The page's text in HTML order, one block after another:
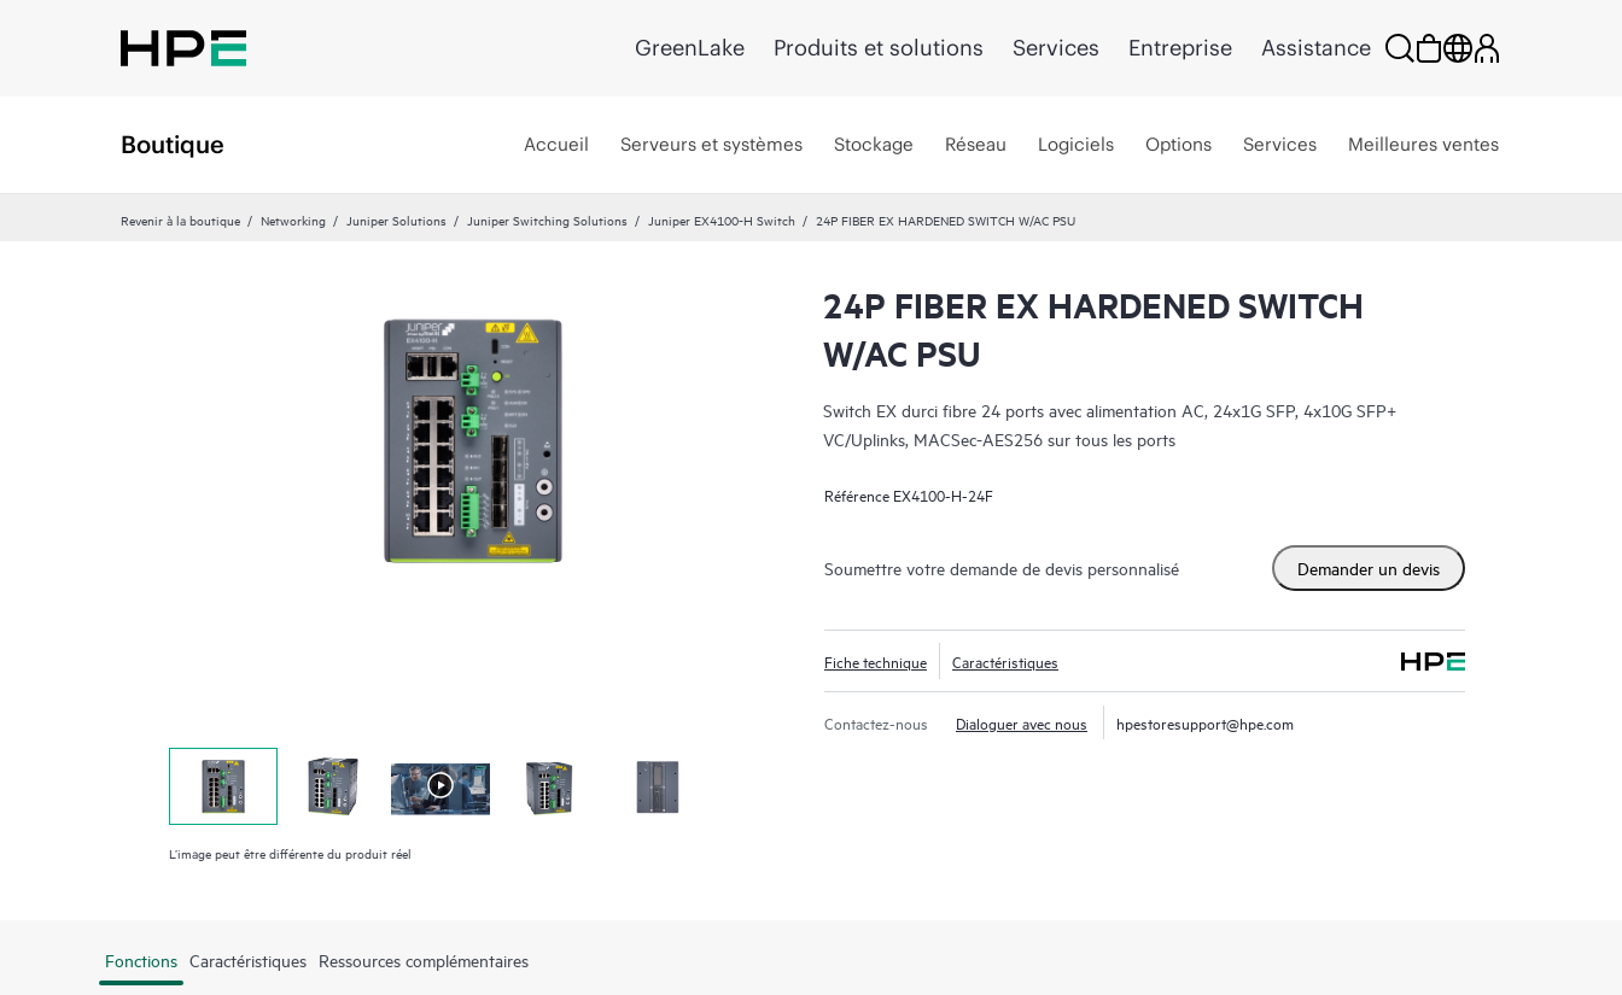
GreenLake Produits et solutions Services Entreprise Assistance
Boutique Accueil Serveurs et systèmes Stockage Réseau Logiciels Options Services Meilleures ventes
Revenir à la boutique Networking Juniper Solutions Juniper Switching Solutions Juniper EX4100-H Switch 24P FIBER EX HARDENED SWITCH W/AC PSU
L’image peut être différente du produit réel
24P FIBER EX HARDENED SWITCH
W/AC PSU
Switch EX durci fibre 24 ports avec alimentation AC, 24x1G SFP, 4x10G SFP+
VC/Uplinks, MACSec-AES256 sur tous les ports
Référence EX4100-H-24F
Soumettre votre demande de devis personnalisé Demander un devis
Fiche technique Caractéristiques
Contactez-nous Dialoguer avec nous hpestoresupport@hpe.com
Fonctions Caractéristiques Ressources complémentaires